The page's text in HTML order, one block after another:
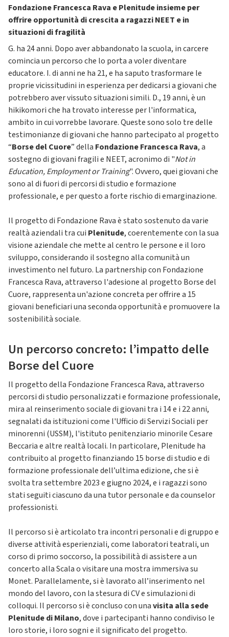
Fondazione Francesca Rava e Plenitude insieme per
offrire opportunità di crescita a ragazzi NEET e in
situazioni di fragilità
G. ha 24 anni. Dopo aver abbandonato la scuola, in carcere
comincia un percorso che lo porta a voler diventare
educatore. I. di anni ne ha 21, e ha saputo trasformare le
proprie vicissitudini in esperienza per dedicarsi a giovani che
potrebbero aver vissuto situazioni simili. D., 19 anni, è un
hikikomori che ha trovato interesse per l'informatica,
ambito in cui vorrebbe lavorare. Queste sono solo tre delle
testimonianze di giovani che hanno partecipato al progetto
“Borse del Cuore” della Fondazione Francesca Rava, a
sostegno di giovani fragili e NEET, acronimo di "Not in
Education, Employment or Training". Ovvero, quei giovani che
sono al di fuori di percorsi di studio e formazione
professionale, e per questo a forte rischio di emarginazione.
Il progetto di Fondazione Rava è stato sostenuto da varie
realtà aziendali tra cui Plenitude, coerentemente con la sua
visione aziendale che mette al centro le persone e il loro
sviluppo, considerando il sostegno alla comunità un
investimento nel futuro. La partnership con Fondazione
Francesca Rava, attraverso l'adesione al progetto Borse del
Cuore, rappresenta un'azione concreta per offrire a 15
giovani beneficiari una seconda opportunità e promuovere la
sostenibilità sociale.
Un percorso concreto: l’impatto delle
Borse del Cuore
Il progetto della Fondazione Francesca Rava, attraverso
percorsi di studio personalizzati e formazione professionale,
mira al reinserimento sociale di giovani tra i 14 e i 22 anni,
segnalati da istituzioni come l'Ufficio di Servizi Sociali per
minorenni (USSM), l'istituto penitenziario minorile Cesare
Beccaria e altre realtà locali. In particolare, Plenitude ha
contribuito al progetto finanziando 15 borse di studio e di
formazione professionale dell’ultima edizione, che si è
svolta tra settembre 2023 e giugno 2024, e i ragazzi sono
stati seguiti ciascuno da una tutor personale e da counselor
professionisti.
Il percorso si è articolato tra incontri personali e di gruppo e
diverse attività esperienziali, come laboratori teatrali, un
corso di primo soccorso, la possibilità di assistere a un
concerto alla Scala o visitare una mostra immersiva su
Monet. Parallelamente, si è lavorato all’inserimento nel
mondo del lavoro, con la stesura di CV e simulazioni di
colloqui. Il percorso si è concluso con unavisita alla sede
Plenitude di Milano, dove i partecipanti hanno condiviso le
loro storie, i loro sogni e il significato del progetto.